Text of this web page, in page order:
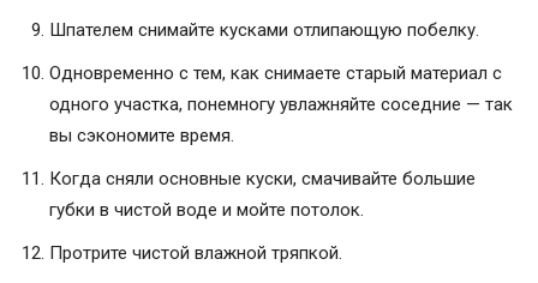
Шпателем снимайте кусками отлипающую побелку.
Одновременно с тем, как снимаете старый материал с
одного участка, понемногу увлажняйте соседние — так
вы сэкономите время.
Когда сняли основные куски, смачивайте большие
губки в чистой воде и мойте потолок.
Протрите чистой влажной тряпкой.